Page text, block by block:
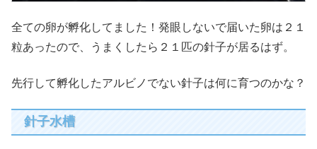
全ての卵が孵化してました！発眼しないで届いた卵は２１
粒あったので、うまくしたら２１匹の針子が居るはず。
先行して孵化したアルビノでない針子は何に育つのかな？
針子水槽